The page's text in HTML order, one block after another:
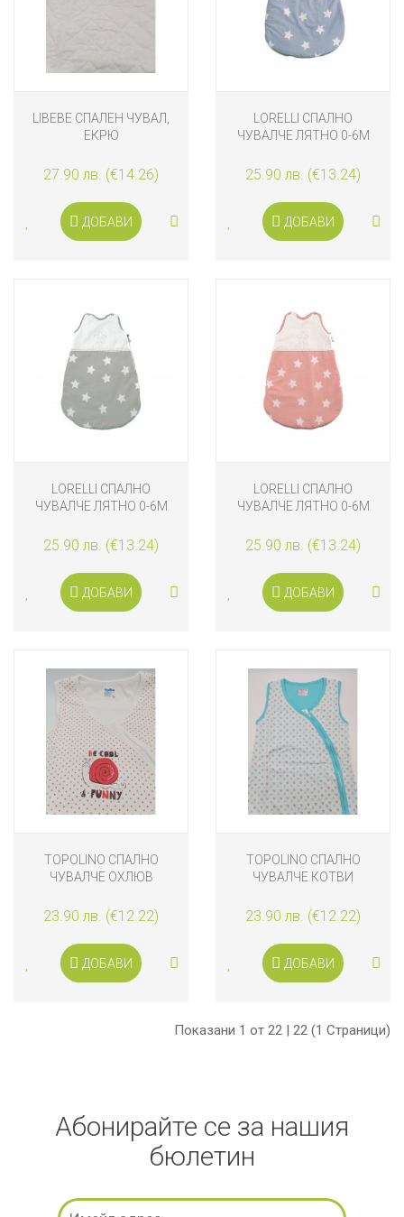
LIBEBE СПАЛЕН ЧУВАЛ,
ЕКРЮ
27.90 лв. (€14.26)
ДОБАВИ
LORELLI СПАЛНО
ЧУВАЛЧЕ ЛЯТНО 0-6М
25.90 лв. (€13.24)
ДОБАВИ
LORELLI СПАЛНО
ЧУВАЛЧЕ ЛЯТНО 0-6М
25.90 лв. (€13.24)
ДОБАВИ
LORELLI СПАЛНО
ЧУВАЛЧЕ ЛЯТНО 0-6М
25.90 лв. (€13.24)
ДОБАВИ
TOPOLINO СПАЛНО
ЧУВАЛЧЕ ОХЛЮВ
23.90 лв. (€12.22)
ДОБАВИ
TOPOLINO СПАЛНО
ЧУВАЛЧЕ КОТВИ
23.90 лв. (€12.22)
ДОБАВИ
Показани 1 от 22 | 22 (1 Страници)
Абонирайте се за нашия
бюлетин